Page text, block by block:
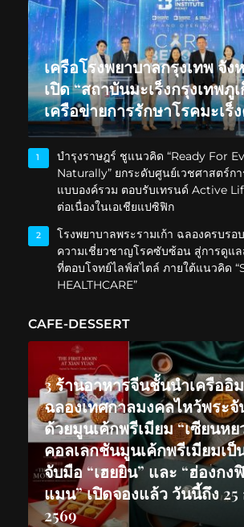
เครือโรงพยาบาลกรุงเทพ จัง
เปิด “สถาบันมะเร็งกรุงเทพภู
เครือข่ายการรักษาโรคมะเร็
1
บำรุงราษฎร์ ชูแนวคิด “Ready For
Naturally” ยกระดับศูนย์เวชศาสตร์ก
แบบองค์รวม ตอบรับเทรนด์ Active
ต่อเนื่องในเอเชียแปซิฟิก
2
โรงพยาบาลพระรามเก้า ฉลองครบรอ
ความเชี่ยวชาญโรคซับซ้อน สู่การดูแ
ที่ตอบโจทย์ไลฟ์สไตล์ ภายใต้แนวคิด
HEALTHCARE”
CAFE-DESSERT
3 ร้านอาหารจีนชั้นนำเครืออิ
ฉลองเทศกาลมงคลไหว้พระจั
ด้วยมูนเค้กพรีเมียม “เซียนหย
คอลเลกชันมูนเค้กพรีเมียมเป็
จับมือ “เฮยยิน” และ “ฮ่องกง
แมน” เปิดจองแล้ว วันนี้ถึง
2569